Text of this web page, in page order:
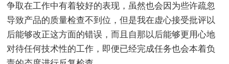
争取在工作中有着较好的表现，虽然也会因为些许疏忽
导致产品的质量检查不到位，但是我在虚心接受批评以
后能够改正这方面的错误，而且自那以后能够更用心地
对待任何技术性的工作，即便已经完成任务也会本着负